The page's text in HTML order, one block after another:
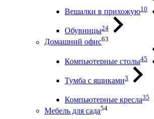
Вешалки в прихожую10
Обувницы24
Домашний офис63
Компьютерные столы45
Тумба с ящиками3
Компьютерные кресла35
Мебель для сада54